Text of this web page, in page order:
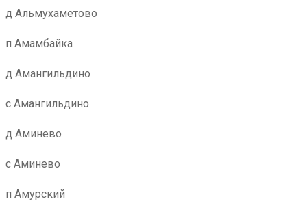
д Альмухаметово
п Амамбайка
д Амангильдино
с Амангильдино
д Аминево
с Аминево
п Амурский